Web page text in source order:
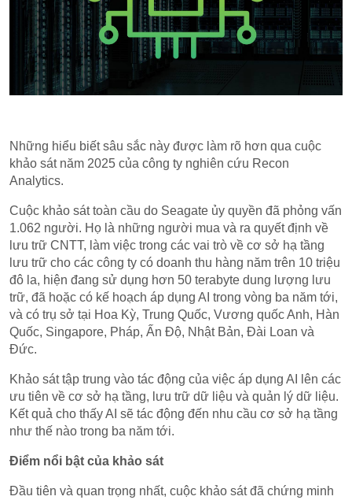
Những hiểu biết sâu sắc này được làm rõ hơn qua cuộc
khảo sát năm 2025 của công ty nghiên cứu Recon
Analytics.
Cuộc khảo sát toàn cầu do Seagate ủy quyền đã phỏng vấn
1.062 người. Họ là những người mua và ra quyết định về
lưu trữ CNTT, làm việc trong các vai trò về cơ sở hạ tầng
lưu trữ cho các công ty có doanh thu hàng năm trên 10 triệu
đô la, hiện đang sử dụng hơn 50 terabyte dung lượng lưu
trữ, đã hoặc có kế hoạch áp dụng AI trong vòng ba năm tới,
và có trụ sở tại Hoa Kỳ, Trung Quốc, Vương quốc Anh, Hàn
Quốc, Singapore, Pháp, Ấn Độ, Nhật Bản, Đài Loan và
Đức.
Khảo sát tập trung vào tác động của việc áp dụng AI lên các
ưu tiên về cơ sở hạ tầng, lưu trữ dữ liệu và quản lý dữ liệu.
Kết quả cho thấy AI sẽ tác động đến nhu cầu cơ sở hạ tầng
như thế nào trong ba năm tới.
Điểm nổi bật của khảo sát
Đầu tiên và quan trọng nhất, cuộc khảo sát đã chứng minh